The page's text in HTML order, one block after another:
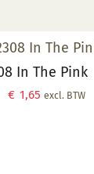
In The Pink
Oorspronkelijke
€ 1,65Huidige
excl. BTW